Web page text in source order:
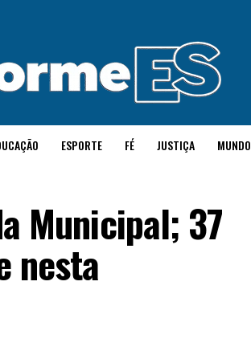
ESPORTE FÉ JUSTIÇA MUNDO
Municipal; 37
nesta